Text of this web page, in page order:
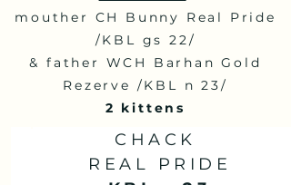
mouther CH Bunny Real Pride
/KBL gs 22/
& father WCH Barhan Gold
Rezerve /KBL n 23/
2 kittens
CHACK
REAL PRIDE